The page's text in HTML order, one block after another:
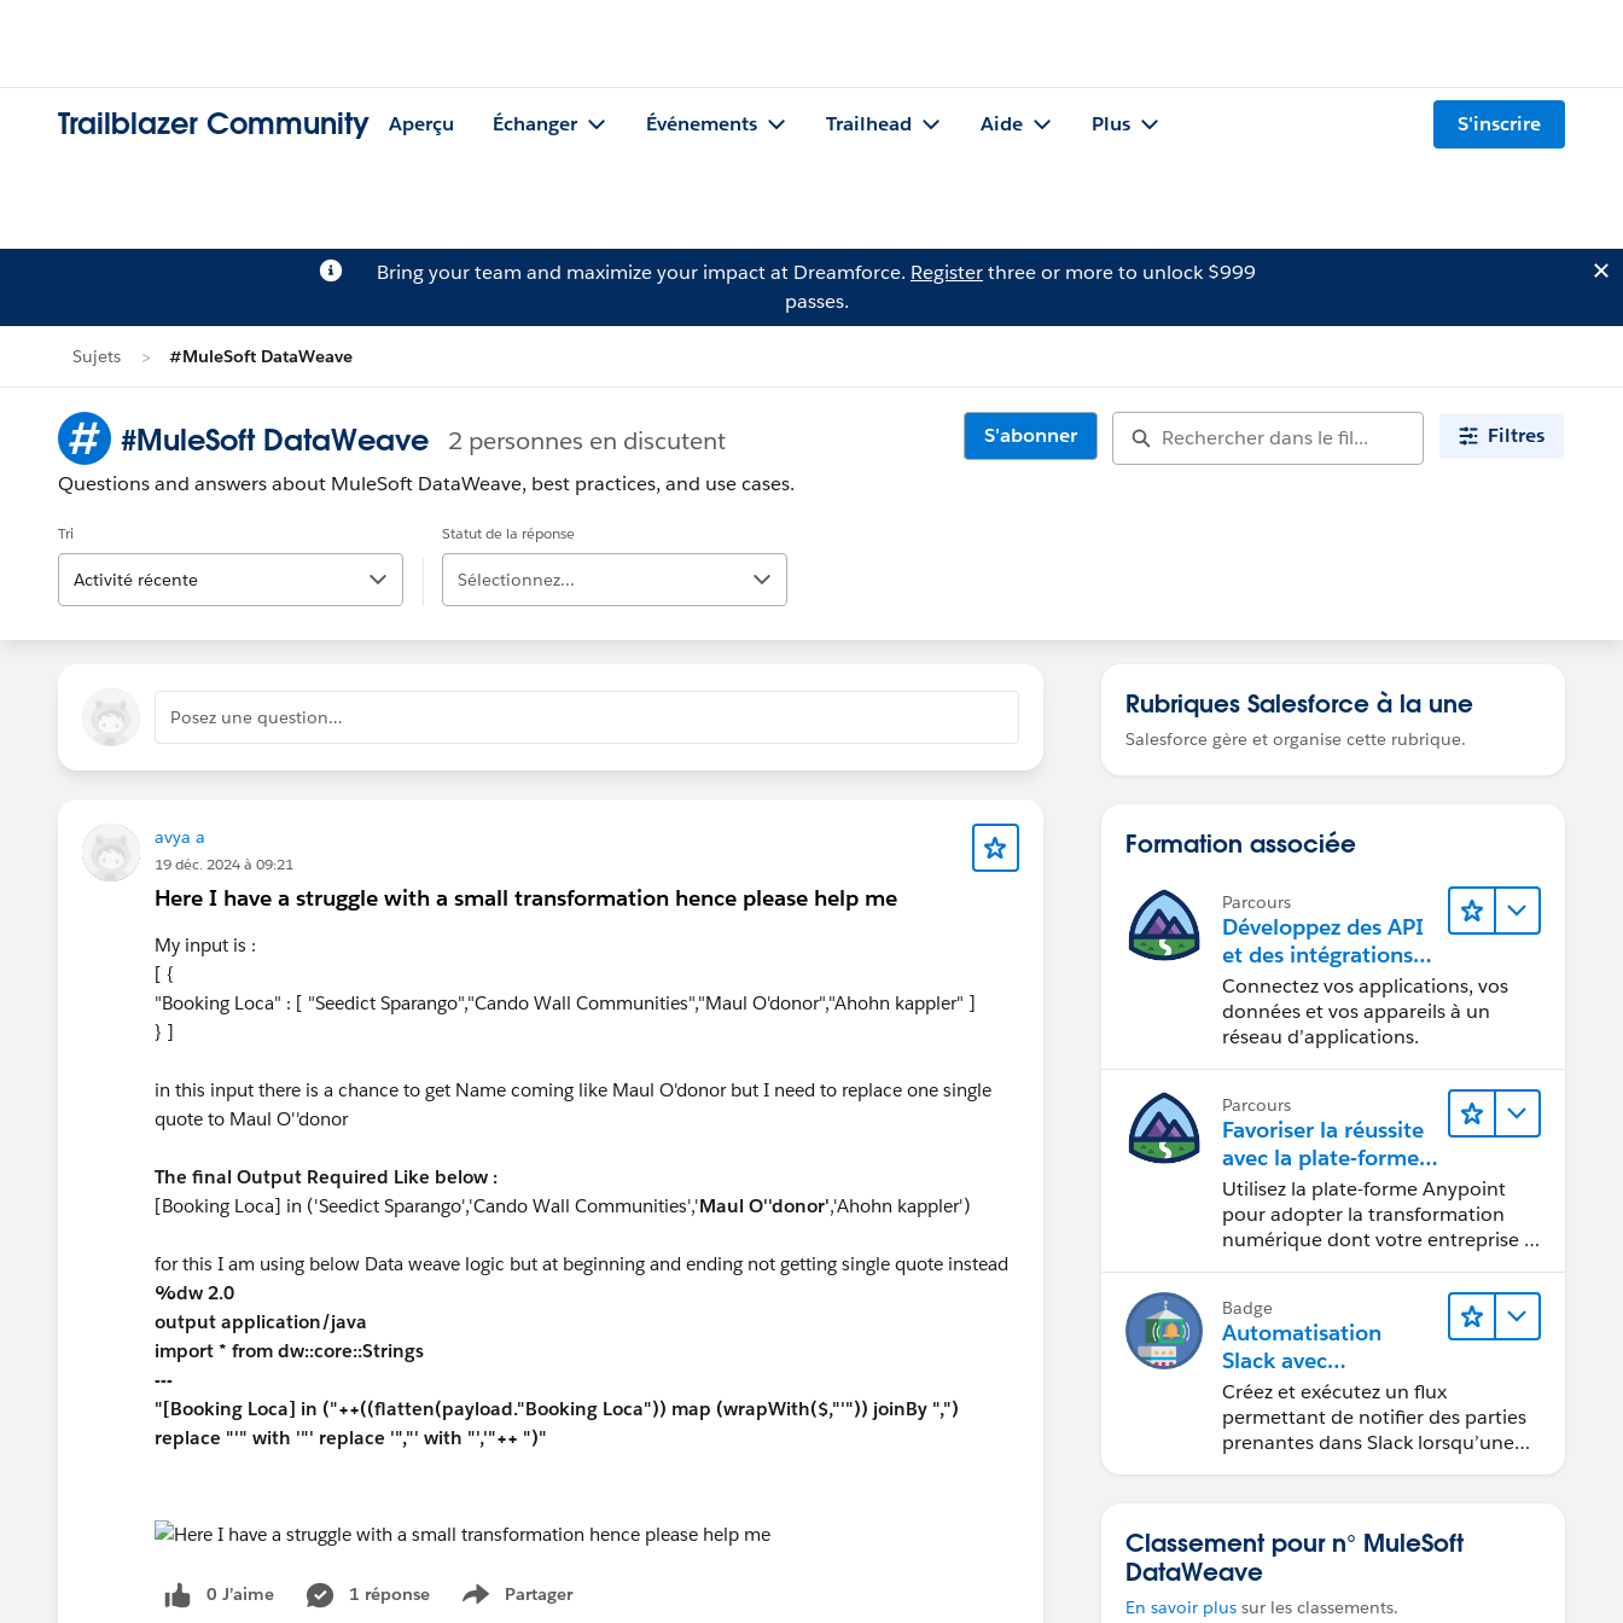
Trailblazer Community Aperçu Échanger Événements Trailhead Aide Plus S'inscrire
Bring your team and maximize your impact at Dreamforce. Registerthree or more to unlock $999
passes.
Sujets #MuleSoft DataWeave
#MuleSoft DataWeave 2 personnes en discutent
Questions and answers about MuleSoft DataWeave, best practices, and use cases.
S'abonner Filtres
Tri
Activité récente
Statut de la réponse
Sélectionnez...
Posez une question…
avya a
19 déc. 2024 à 09:21
Here I have a struggle with a small transformation hence please help me
My input is :
[ {
"Booking Loca" : [ "Seedict Sparango","Cando Wall Communities","Maul O'donor","Ahohn kappler" ]
} ]
in this input there is a chance to get Name coming like Maul O'donor but I need to replace one single
quote to Maul O''donor
The final Output Required Like below :
[Booking Loca] in ('Seedict Sparango','Cando Wall Communities','Maul O''donor','Ahohn kappler')
for this I am using below Data weave logic but at beginning and ending not getting single quote instead
%dw 2.0
output application/java
import * from dw::core::Strings
---
"[Booking Loca] in ("++((flatten(payload."Booking Loca")) map (wrapWith($,"'")) joinBy ",")
replace "'" with '"' replace '","' with "','"++ ")"
0 J’aime 1 réponse Partager
Show menu
Rubriques Salesforce à la une
Salesforce gère et organise cette rubrique.
Formation associée
Parcours
Développez des API
et des intégrations
formidables avec
MuleSoft
Connectez vos applications, vos
données et vos appareils à un
réseau d’applications.
Parcours
Favoriser la réussite
avec la plate-forme
Anypoint de
MuleSoft
Utilisez la plate-forme Anypoint
pour adopter la transformation
numérique dont votre entreprise a
Badge
Automatisation
Slack avec
MuleSoft Composer
Créez et exécutez un flux
permettant de notifier des parties
prenantes dans Slack lorsqu’une
Classement pour n° MuleSoft
DataWeave
En savoir plus sur les classements.